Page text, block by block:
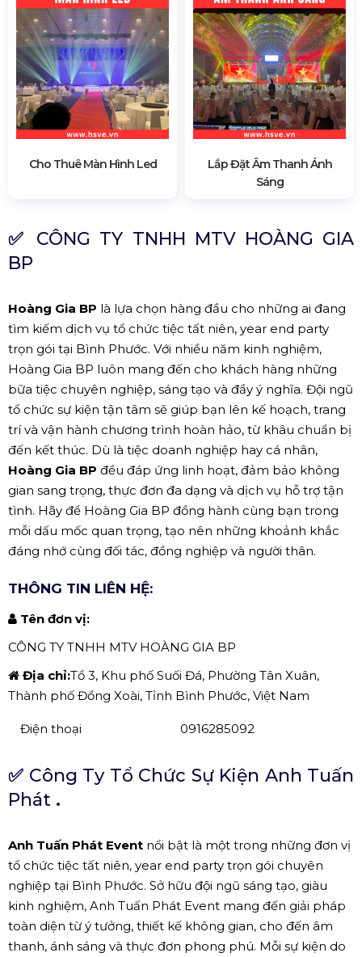
Cho Thuê Màn Hình Led
Lắp Đặt Âm Thanh Ánh
Sáng
✅ CÔNG TY TNHH MTV HOÀNG GIA
BP
Hoàng Gia BP là lựa chọn hàng đầu cho những ai đang
tìm kiếm dịch vụ tổ chức tiệc tất niên, year end party
trọn gói tại Bình Phước. Với nhiều năm kinh nghiệm,
Hoàng Gia BP luôn mang đến cho khách hàng những
bữa tiệc chuyên nghiệp, sáng tạo và đầy ý nghĩa. Đội ngũ
tổ chức sự kiện tận tâm sẽ giúp bạn lên kế hoạch, trang
trí và vận hành chương trình hoàn hảo, từ khâu chuẩn bị
đến kết thúc. Dù là tiệc doanh nghiệp hay cá nhân,
Hoàng Gia BP đều đáp ứng linh hoạt, đảm bảo không
gian sang trọng, thực đơn đa dạng và dịch vụ hỗ trợ tận
tình. Hãy để Hoàng Gia BP đồng hành cùng bạn trong
mỗi dấu mốc quan trọng, tạo nên những khoảnh khắc
đáng nhớ cùng đối tác, đồng nghiệp và người thân.
THÔNG TIN LIÊN HỆ:
Tên đơn vị:
CÔNG TY TNHH MTV HOÀNG GIA BP
Địa chỉ:Tổ 3, Khu phố Suối Đá, Phường Tân Xuân,
Thành phố Đồng Xoài, Tỉnh Bình Phước, Việt Nam
Điện thoại 0916285092
✅ Công Ty Tổ Chức Sự Kiện Anh Tuấn
Phát .
Anh Tuấn Phát Event nổi bật là một trong những đơn vị
tổ chức tiệc tất niên, year end party trọn gói chuyên
nghiệp tại Bình Phước. Sở hữu đội ngũ sáng tạo, giàu
kinh nghiệm, Anh Tuấn Phát Event mang đến giải pháp
toàn diện từ ý tưởng, thiết kế không gian, cho đến âm
thanh, ánh sáng và thực đơn phong phú. Mỗi sự kiện do